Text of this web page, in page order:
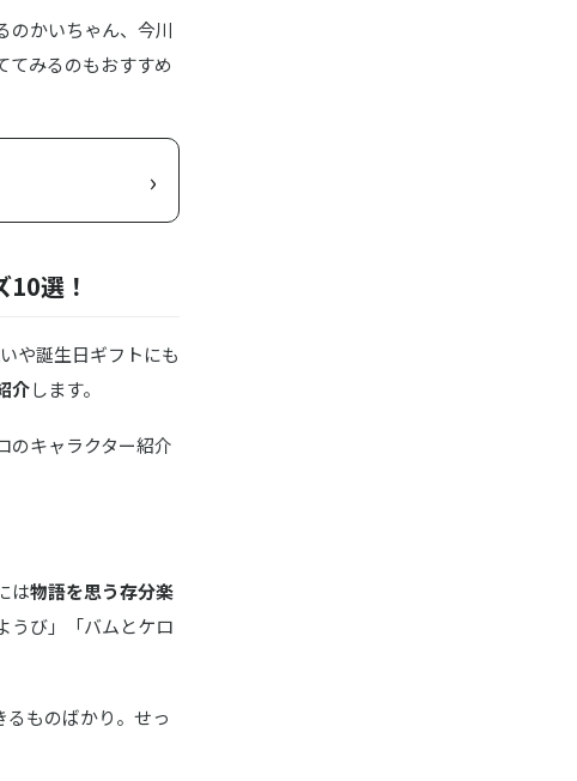
のかいちゃん、今川
てみるのもおすすめ
›
選！
や誕生日ギフトにも
介します。
のキャラクター紹介
は物語を思う存分楽
うび」「バムとケロ
ものばかり。せっ